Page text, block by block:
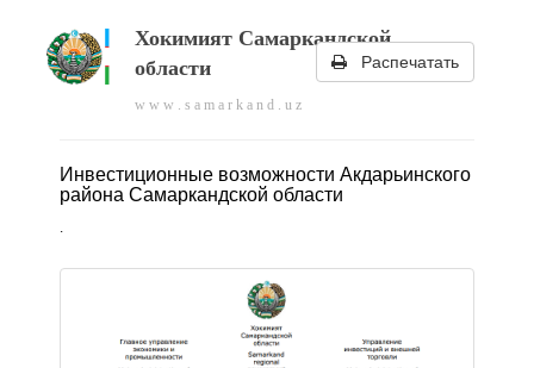
Хокимият Самаркандской
области
w w w . s a m a r k a n d . u z
Распечатать
Инвестиционные возможности Акдарьинского
района Самаркандской области
.